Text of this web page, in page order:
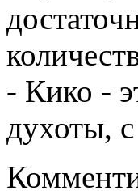
- Кико -
духоты,